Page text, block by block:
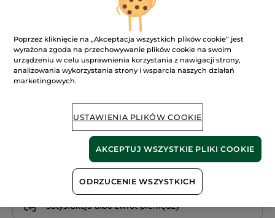
Woda perfumowana Sur La Lande 30
ml
30 ml
★★★★★
★★★★★
Brak
DODAJ RECENZJĘ
BRAK W MAGAZYNIE
Bezpieczna płatność
Satysfakcja albo zwrot pieniędzy
Poprzez kliknięcie na „Akceptacja wszystkich plików cookie” jest
wyrażona zgoda na przechowywanie plików cookie na swoim
urządzeniu w celu usprawnienia korzystania z nawigacji strony,
analizowania wykorzystania strony i wsparcia naszych działań
marketingowych.
USTAWIENIA PLIKÓW COOKIE
ODRZUCENIE WSZYSTKICH
AKCEPTUJ WSZYSTKIE PLIKI COOKIE